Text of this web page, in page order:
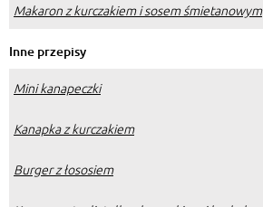
Makaron z kurczakiem i sosem śmietanowym
Inne przepisy
Mini kanapeczki
Kanapka z kurczakiem
Burger z łososiem